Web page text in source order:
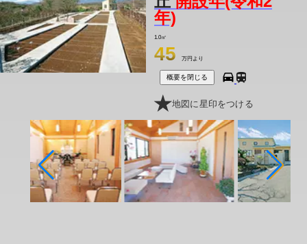
年)
1.0㎡
45 万円より
概要を閉じる
地図に星印をつける